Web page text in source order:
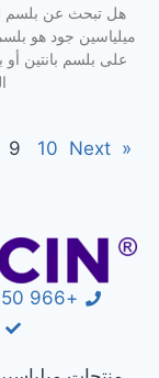
هل تبحث عن بلسم
على بلسم بانتين أو
« Previous
9 10 Next
+966 50 810 4143